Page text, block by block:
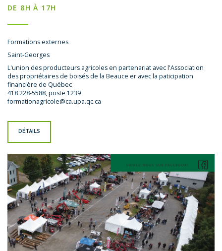
DE 8H À 17H
Formations externes
Saint-Georges
L'union des producteurs agricoles en partenariat avec l'Association
des propriétaires de boisés de la Beauce er avec la paticipation
financière de Québec
418 228-5588, poste 1239
formationagricole@ca.upa.qc.ca
DÉTAILS